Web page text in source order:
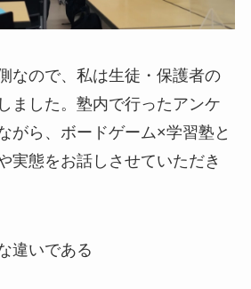
なので、私は生徒・保護者の
ました。塾内で行ったアンケ
がら、ボードゲーム×学習塾と
実態をお話しさせていただき
違いである